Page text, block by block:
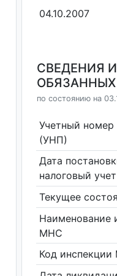
04.10.2007
СВЕДЕНИЯ
по состоянию на
Учетный номер
(УНП)
Дата
налоговый учет
Текущее
Наименование
МНС
Код